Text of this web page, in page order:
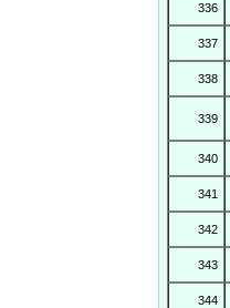
336
337
338
339
340
341
342
343
344